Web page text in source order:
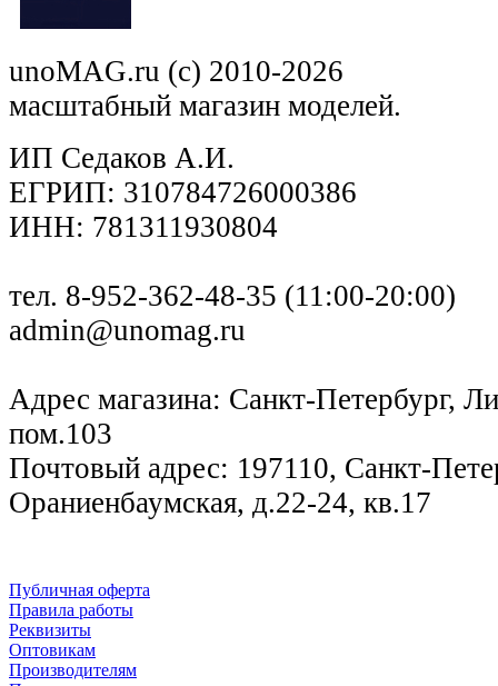
unoMAG.ru (c) 2010-2026
масштабный магазин моделей.
ИП Седаков А.И.
ЕГРИП: 310784726000386
ИНН: 781311930804
тел. 8-952-362-48-35 (11:00-20:00)
admin@unomag.ru
Адрес магазина: Санкт-Петербург,
пом.103
Почтовый адрес: 197110, Санкт-
Ораниенбаумская, д.22-24, кв.17
Публичная оферта
Правила работы
Реквизиты
Оптовикам
Производителям